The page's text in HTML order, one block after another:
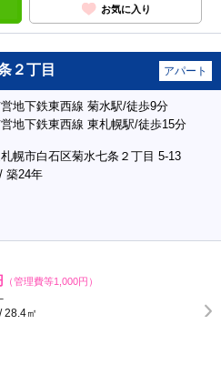
お気に入り
２丁目 アパート
地下鉄東西線 菊水駅/徒歩9分
地下鉄東西線 東札幌駅/徒歩15分
幌市白石区菊水七条２丁目 5-13
築24年
（管理費等1,000円）
28.4㎡